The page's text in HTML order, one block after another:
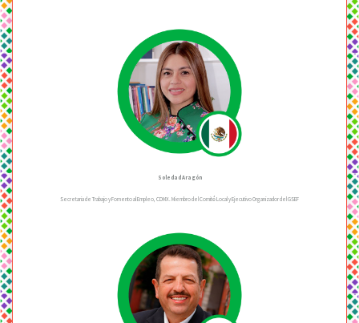
Soledad Aragón
Secretaria de Trabajo y Fomento al Empleo, CDMX. Miembro del Comité́ Local y Ejecutivo Organizador del GSEF